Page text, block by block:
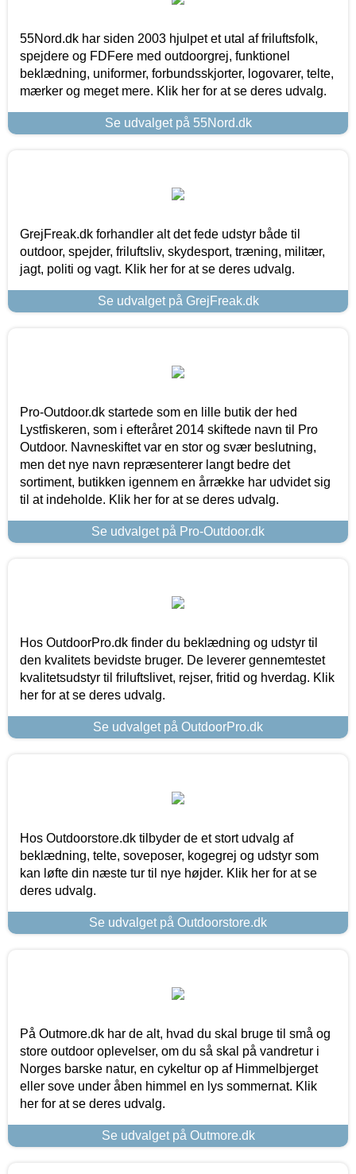
55Nord.dk har siden 2003 hjulpet et utal af friluftsfolk,
spejdere og FDFere med outdoorgrej, funktionel
beklædning, uniformer, forbundsskjorter, logovarer, telte,
mærker og meget mere. Klik her for at se deres udvalg.
Se udvalget på 55Nord.dk
GrejFreak.dk forhandler alt det fede udstyr både til
outdoor, spejder, friluftsliv, skydesport, træning, militær,
jagt, politi og vagt. Klik her for at se deres udvalg.
Se udvalget på GrejFreak.dk
Pro-Outdoor.dk startede som en lille butik der hed
Lystfiskeren, som i efteråret 2014 skiftede navn til Pro
Outdoor. Navneskiftet var en stor og svær beslutning,
men det nye navn repræsenterer langt bedre det
sortiment, butikken igennem en årrække har udvidet sig
til at indeholde. Klik her for at se deres udvalg.
Se udvalget på Pro-Outdoor.dk
Hos OutdoorPro.dk finder du beklædning og udstyr til
den kvalitets bevidste bruger. De leverer gennemtestet
kvalitetsudstyr til friluftslivet, rejser, fritid og hverdag. Klik
her for at se deres udvalg.
Se udvalget på OutdoorPro.dk
Hos Outdoorstore.dk tilbyder de et stort udvalg af
beklædning, telte, soveposer, kogegrej og udstyr som
kan løfte din næste tur til nye højder. Klik her for at se
deres udvalg.
Se udvalget på Outdoorstore.dk
På Outmore.dk har de alt, hvad du skal bruge til små og
store outdoor oplevelser, om du så skal på vandretur i
Norges barske natur, en cykeltur op af Himmelbjerget
eller sove under åben himmel en lys sommernat. Klik
her for at se deres udvalg.
Se udvalget på Outmore.dk